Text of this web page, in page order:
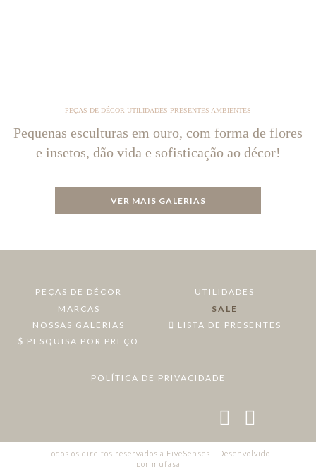
PEÇAS DE DÉCOR UTILIDADES PRESENTES AMBIENTES
Pequenas esculturas em ouro, com forma de flores
e insetos, dão vida e sofisticação ao décor!
VER MAIS GALERIAS
PEÇAS DE DÉCOR
UTILIDADES
MARCAS
SALE
NOSSAS GALERIAS
LISTA DE PRESENTES
PESQUISA POR PREÇO
POLÍTICA DE PRIVACIDADE
Todos os direitos reservados a FiveSenses - Desenvolvido
por mufasa